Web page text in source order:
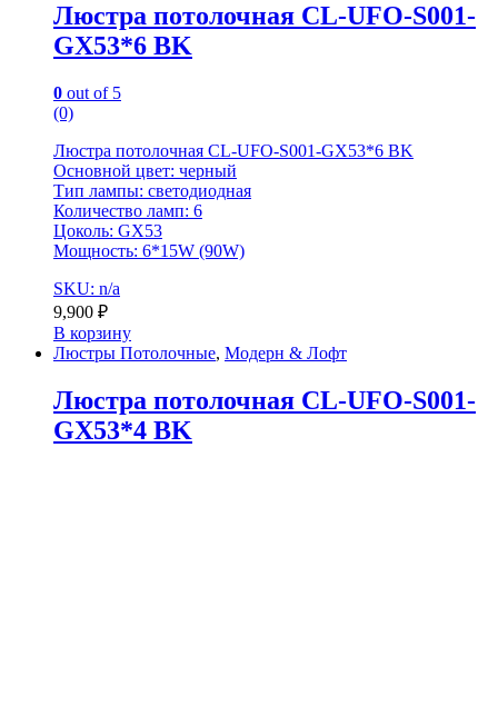
Люстра потолочная CL-UFO-S001-
GX53*6 BK
0 out of 5
(0)
Люстра потолочная CL-UFO-S001-GX53*6 BK
Основной цвет: черный
Тип лампы: светодиодная
Количество ламп: 6
Цоколь: GX53
Мощность: 6*15W (90W)
SKU: n/a
9,900 ₽
В корзину
Люстры Потолочные, Модерн & Лофт
Люстра потолочная CL-UFO-S001-
GX53*4 BK